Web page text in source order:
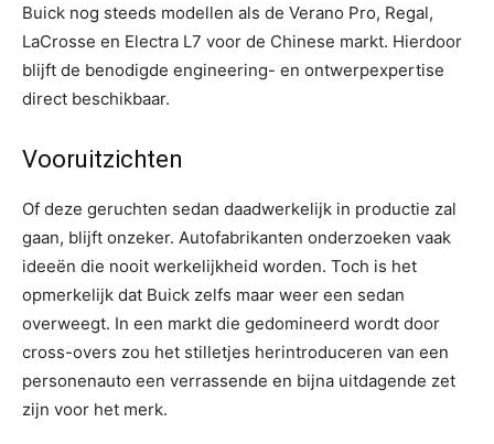
Buick nog steeds modellen als de Verano Pro, Regal,
LaCrosse en Electra L7 voor de Chinese markt. Hierdoor
blijft de benodigde engineering- en ontwerpexpertise
direct beschikbaar.
Vooruitzichten
Of deze geruchten sedan daadwerkelijk in productie zal
gaan, blijft onzeker. Autofabrikanten onderzoeken vaak
ideeën die nooit werkelijkheid worden. Toch is het
opmerkelijk dat Buick zelfs maar weer een sedan
overweegt. In een markt die gedomineerd wordt door
cross-overs zou het stilletjes herintroduceren van een
personenauto een verrassende en bijna uitdagende zet
zijn voor het merk.